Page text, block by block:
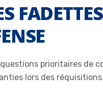
prioritaires
lors des